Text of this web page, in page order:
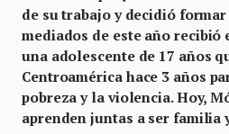
de su trabajo y decidió formar
mediados de este año recibió
una adolescente de 17 años
Centroamérica hace 3 años
pobreza y la violencia. Hoy,
aprenden juntas a ser familia